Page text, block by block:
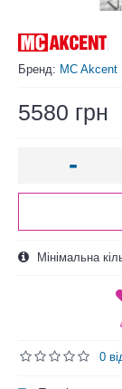
Бренд: MC Akcent
5580 грн
-
Мінімальна
0